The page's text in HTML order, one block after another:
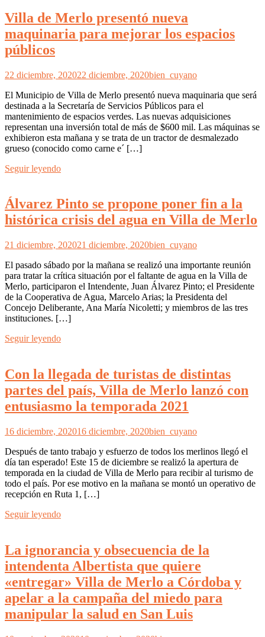
Villa de Merlo presentó nueva
maquinaria para mejorar los espacios
públicos
22 diciembre, 202022 diciembre, 2020bien_cuyano
El Municipio de Villa de Merlo presentó nueva maquinaria que será
destinada a la Secretaría de Servicios Públicos para el
mantenimiento de espacios verdes. Las nuevas adquisiciones
representan una inversión total de más de $600 mil. Las máquinas se
exhibieron esta mañana y se trata de un tractor de desmalezado
grueso (conocido como carne e´ […]
Seguir leyendo
Álvarez Pinto se propone poner fin a la
histórica crisis del agua en Villa de Merlo
21 diciembre, 202021 diciembre, 2020bien_cuyano
El pasado sábado por la mañana se realizó una importante reunión
para tratar la crítica situación por el faltante de agua en la Villa de
Merlo, participaron el Intendente, Juan Álvarez Pinto; el Presidente
de la Cooperativa de Agua, Marcelo Arias; la Presidenta del
Concejo Deliberante, Ana María Nicoletti; y miembros de las tres
instituciones. […]
Seguir leyendo
Con la llegada de turistas de distintas
partes del país, Villa de Merlo lanzó con
entusiasmo la temporada 2021
16 diciembre, 202016 diciembre, 2020bien_cuyano
Después de tanto trabajo y esfuerzo de todos los merlinos llegó el
día tan esperado! Este 15 de diciembre se realizó la apertura de
temporada en la ciudad de Villa de Merlo para recibir al turismo de
todo el país. Por ese motivo en la mañana se montó un operativo de
recepción en Ruta 1, […]
Seguir leyendo
La ignorancia y obsecuencia de la
intendenta Albertista que quiere
«entregar» Villa de Merlo a Córdoba y
apelar a la campaña del miedo para
manipular la salud en San Luis